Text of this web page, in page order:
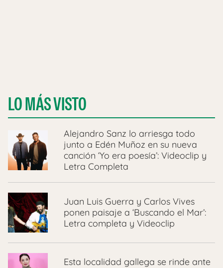
LO MÁS VISTO
Alejandro Sanz lo arriesga todo
junto a Edén Muñoz en su nueva
canción ‘Yo era poesía’: Videoclip y
Letra Completa
Juan Luis Guerra y Carlos Vives
ponen paisaje a ‘Buscando el Mar’:
Letra completa y Videoclip
Esta localidad gallega se rinde ante